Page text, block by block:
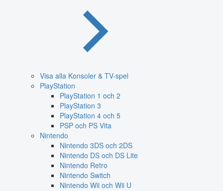
Visa alla Konsoler & TV-spel
PlayStation
PlayStation 1 och 2
PlayStation 3
PlayStation 4 och 5
PSP och PS Vita
Nintendo
Nintendo 3DS och 2DS
Nintendo DS och DS Lite
Nintendo Retro
Nintendo Switch
Nintendo Wii och Wii U